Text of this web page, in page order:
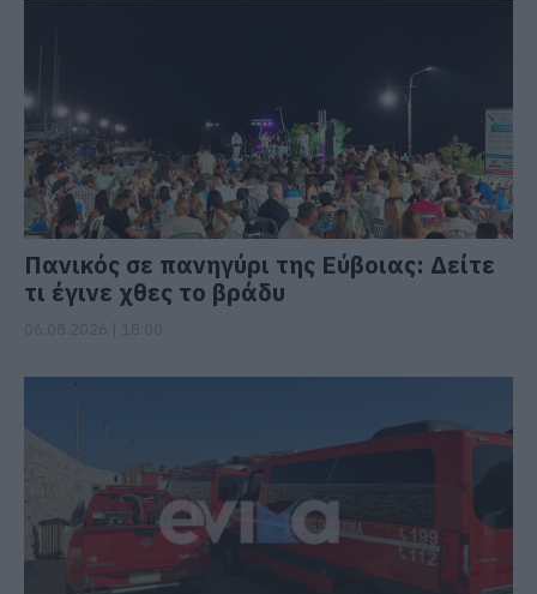
Πανικός σε πανηγύρι της Εύβοιας: Δείτε
τι έγινε χθες το βράδυ